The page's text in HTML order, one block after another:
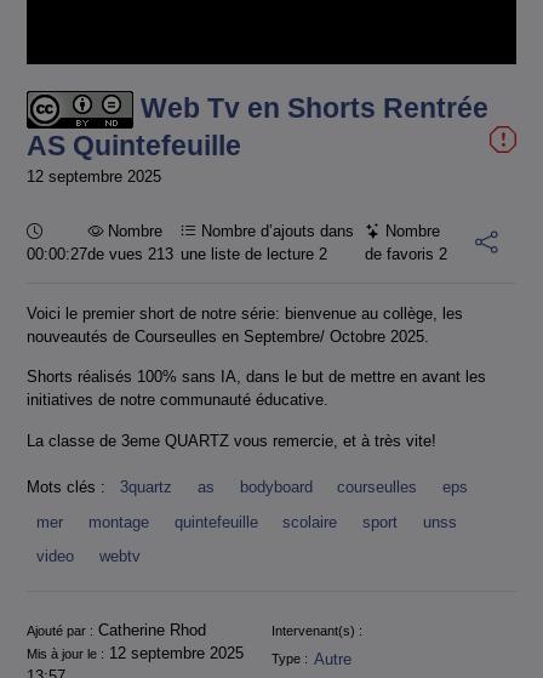
vidéo
Web Tv en Shorts Rentrée
AS Quintefeuille
12 septembre 2025
Durée :
00:00:27
Nombre
de vues 213
Nombre d’ajouts dans
une liste de lecture2
Nombre
de favoris 2
Voici le premier short de notre série: bienvenue au collège, les
nouveautés de Courseulles en Septembre/ Octobre 2025.
Shorts réalisés 100% sans IA, dans le but de mettre en avant les
initiatives de notre communauté éducative.
La classe de 3eme QUARTZ vous remercie, et à très vite!
Mots clés : 3quartz as bodyboard courseulles
eps
mer
montage quintefeuille scolaire sport
unss
video
webtv
Informations
Ajouté par : Catherine Rhod
Intervenant(s) :
Mis à jour le : 12 septembre 2025
Type : Autre